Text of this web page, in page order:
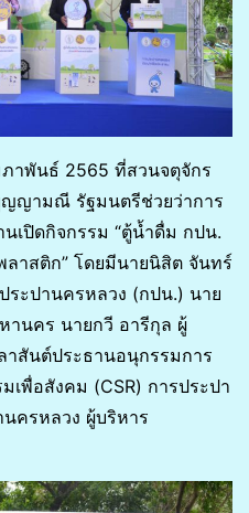
ภาพันธ์ 2565 ที่สวนจตุจักร
ญามณี รัฐมนตรีช่วยว่าการ
เปิดกิจกรรม “ตู้น้ำดื่ม กปน.
าสติก” โดยมีนายนิสิต จันทร์
ระปานครหลวง (กปน.) นาย
านคร นายกวี อารีกุล ผู้
สันต์ประธานอนุกรรมการ
เพื่อสังคม (CSR) การประปา
ครหลวง ผู้บริหาร